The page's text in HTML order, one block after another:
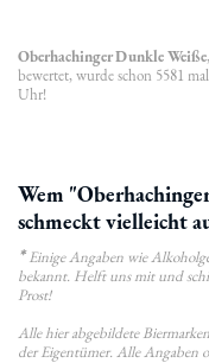
Oberhachinger Dunkle Weiße
bewertet, wurde schon 5581
Uhr!
Wem
schmeckt vielleicht
*Einige Angaben wie
bekannt. Helft uns mit und
Prost!
Alle hier abgebildete
der Eigentümer. Alle Angaben